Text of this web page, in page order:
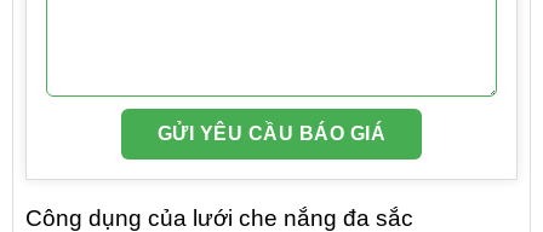
Công dụng của lưới che nắng đa sắc